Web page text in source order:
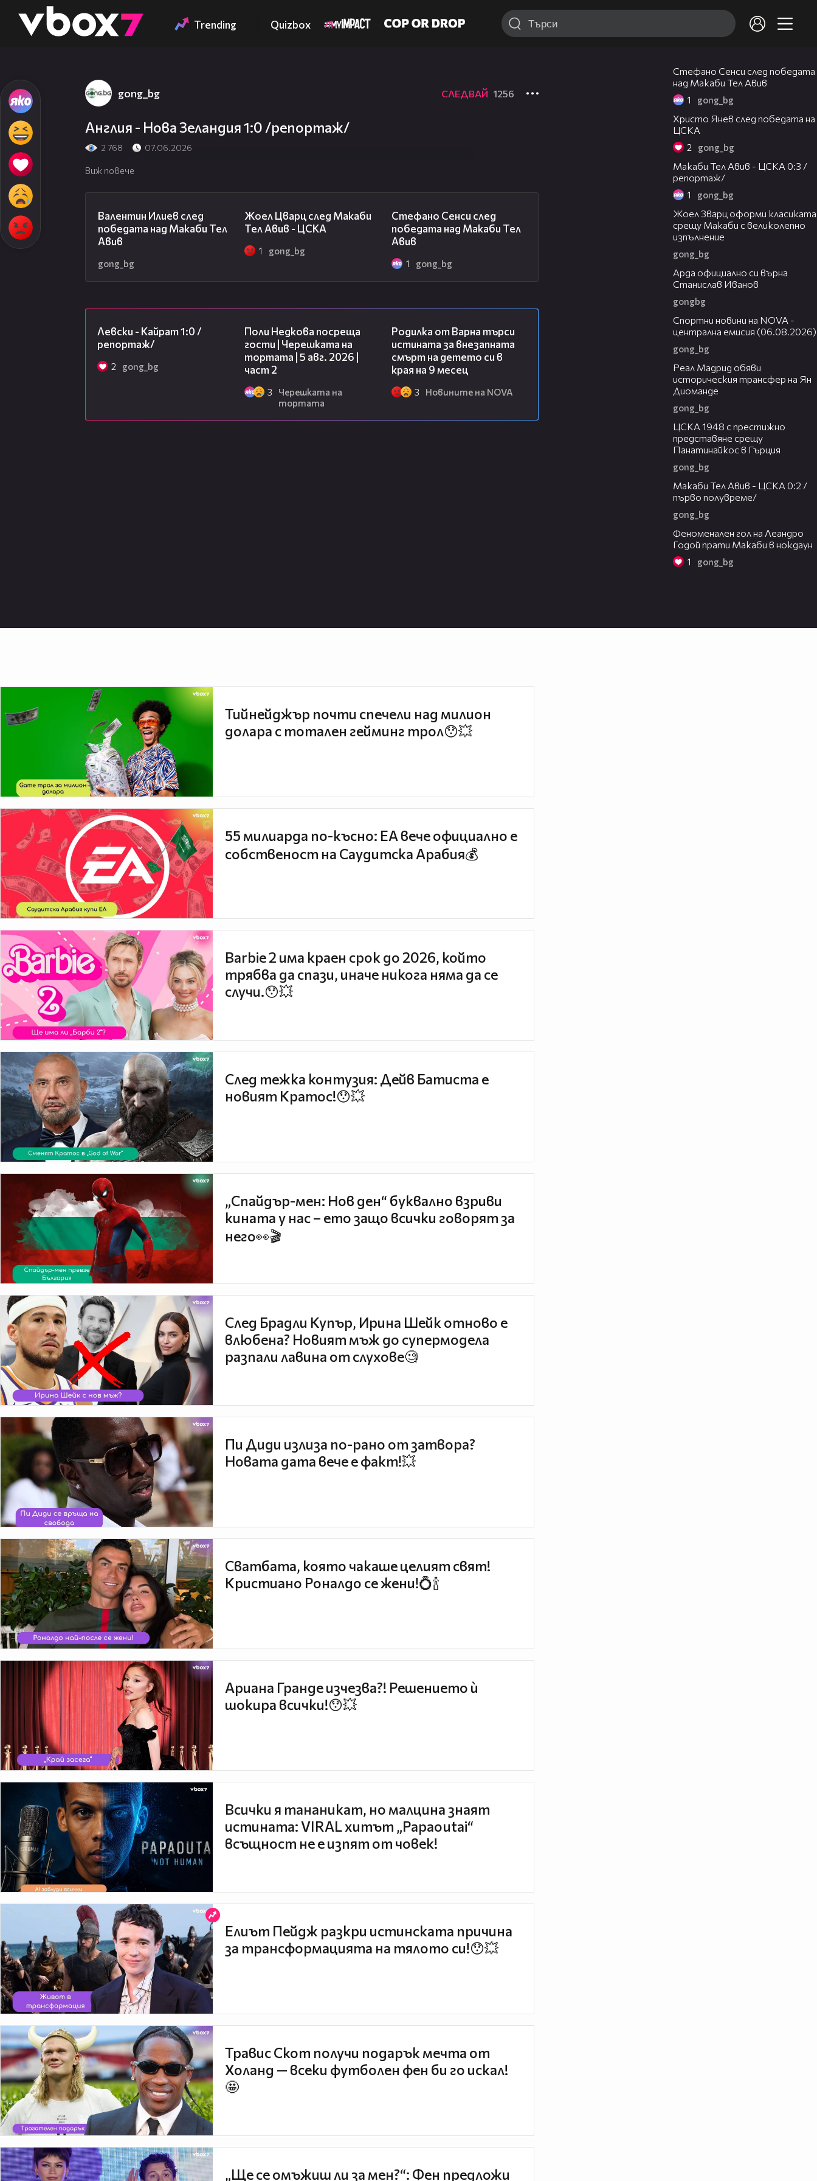
👾 Trending Quizbox
gong_bg СЛЕДВАЙ 1256
Англия - Нова Зеландия 1:0 /репортаж/
2 768 07.06.2026
Виж повече
Валентин Илиев след
победата над Макаби Тел
Авив
gong_bg
Жоел Цварц след Макаби
Тел Авив - ЦСКА
1 gong_bg
Стефано Сенси след
победата над Макаби Тел
Авив
1 gong_bg
Левски - Кайрат 1:0 /
репортаж/
2 gong_bg
Поли Недкова посреща
гости | Черешката на
тортата | 5 авг. 2026 |
част 2
3
Черешката на
тортата
Родилка от Варна търси
истината за внезапната
смърт на детето си в
края на 9 месец
3 Новините на NOVA
Стефано Сенси след победата
над Макаби Тел Авив
1 gong_bg
Христо Янев след победата на
ЦСКА
2 gong_bg
Макаби Тел Авив - ЦСКА 0:3 /
репортаж/
1 gong_bg
Жоел Зварц оформи класиката
срещу Макаби с великолепно
изпълнение
gong_bg
Арда официално си върна
Станислав Иванов
gongbg
Спортни новини на NOVA -
централна емисия (06.08.2026)
gong_bg
Реал Мадрид обяви
историческия трансфер на Ян
Диоманде
gong_bg
ЦСКА 1948 с престижно
представяне срещу
Панатинайкос в Гърция
gong_bg
Макаби Тел Авив - ЦСКА 0:2 /
първо полувреме/
gong_bg
Феноменален гол на Леандро
Годой прати Макаби в нокдаун
1 gong_bg
Тийнейджър почти спечели над милион
долара с тотален гейминг трол😯💥
55 милиарда по-късно: EA вече официално е
собственост на Саудитска Арабия💰
Barbie 2 има краен срок до 2026, който
трябва да спази, иначе никога няма да се
случи.😯💥
След тежка контузия: Дейв Батиста е
новият Кратос!😯💥
„Спайдър-мен: Нов ден“ буквално взриви
кината у нас – ето защо всички говорят за
него👀🎬
След Брадли Купър, Ирина Шейк отново е
влюбена? Новият мъж до супермодела
разпали лавина от слухове🧐
Пи Диди излиза по-рано от затвора?
Новата дата вече е факт!💥
Сватбата, която чакаше целият свят!
Кристиано Роналдо се жени!💍🍾
Ариана Гранде изчезва?! Решението ѝ
шокира всички!😯💥
Всички я тананикат, но малцина знаят
истината: VIRAL хитът „Papaoutai“
всъщност не е изпят от човек!
Елиът Пейдж разкри истинската причина
за трансформацията на тялото си!😯💥
Травис Скот получи подарък мечта от
Холанд — всеки футболен фен би го искал!
🤩
„Ще се омъжиш ли за мен?“: Фен предложи